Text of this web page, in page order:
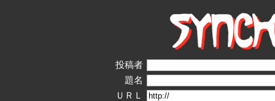
投稿者
題名
ＵＲＬ